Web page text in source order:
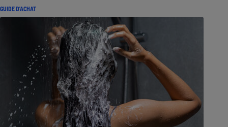
GUIDE D'ACHAT